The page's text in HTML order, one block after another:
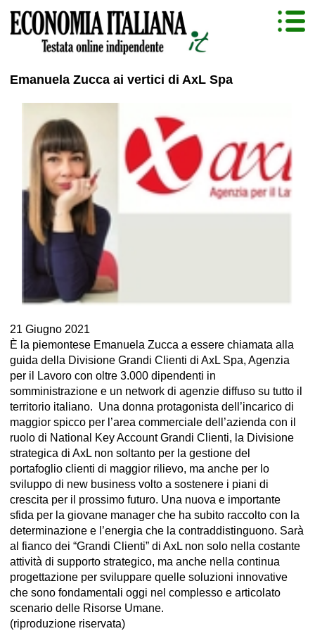
Emanuela Zucca ai vertici di AxL Spa
21 Giugno 2021
È la piemontese Emanuela Zucca a essere chiamata alla
guida della Divisione Grandi Clienti di AxL Spa, Agenzia
per il Lavoro con oltre 3.000 dipendenti in
somministrazione e un network di agenzie diffuso su tutto il
territorio italiano. Una donna protagonista dell’incarico di
maggior spicco per l’area commerciale dell’azienda con il
ruolo di National Key Account Grandi Clienti, la Divisione
strategica di AxL non soltanto per la gestione del
portafoglio clienti di maggior rilievo, ma anche per lo
sviluppo di new business volto a sostenere i piani di
crescita per il prossimo futuro. Una nuova e importante
sfida per la giovane manager che ha subito raccolto con la
determinazione e l’energia che la contraddistinguono. Sarà
al fianco dei “Grandi Clienti” di AxL non solo nella costante
attività di supporto strategico, ma anche nella continua
progettazione per sviluppare quelle soluzioni innovative
che sono fondamentali oggi nel complesso e articolato
scenario delle Risorse Umane.
(riproduzione riservata)